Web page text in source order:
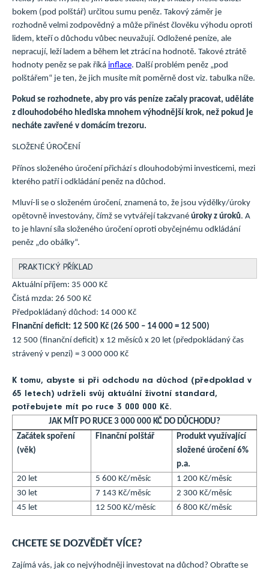
bokem (pod polštář) určitou sumu peněz. Takový záměr je
rozhodně velmi zodpovědný a může přinést člověku výhodu oproti
lidem, kteří o důchodu vůbec neuvažují. Odložené peníze, ale
nepracují, leží ladem a během let ztrácí na hodnotě. Takové ztrátě
hodnoty peněz se pak říká inflace. Další problém peněz „pod
polštářem“ je ten, že jich musíte mít poměrně dost viz. tabulka níže.
Pokud se rozhodnete, aby pro vás peníze začaly pracovat, uděláte
z dlouhodobého hlediska mnohem výhodnější krok, než pokud je
necháte zavřené v domácím trezoru.
SLOŽENÉ ÚROČENÍ
Přínos složeného úročení přichází s dlouhodobými investicemi, mezi
kterého patří i odkládání peněz na důchod.
Mluví-li se o složeném úročení, znamená to, že jsou výdělky/úroky
opětovně investovány, čímž se vytvářejí takzvané úroky z úroků. A
to je hlavní síla složeného úročení oproti obyčejnému odkládání
peněz „do obálky“.
PRAKTICKÝ PŘÍKLAD
Aktuální příjem: 35 000 Kč
Čistá mzda: 26 500 Kč
Předpokládaný důchod: 14 000 Kč
Finanční deficit: 12 500 Kč (26 500 – 14 000 = 12 500)
12 500 (finanční deficit) x 12 měsíců x 20 let (předpokládaný čas
strávený v penzi) = 3 000 000 Kč
K tomu, abyste si při odchodu na důchod (předpoklad v
65 letech) udrželi svůj aktuální životní standard,
potřebujete mít po ruce 3 000 000 Kč.
JAK MÍT PO RUCE 3 000 000 KČ DO DŮCHODU?
Začátek spoření
(věk)
Finanční polštář
Produkt využívající
složené úročení 6%
p.a.
20 let
5 600 Kč/měsíc
1 200 Kč/měsíc
30 let
7 143 Kč/měsíc
2 300 Kč/měsíc
45 let
12 500 Kč/měsíc 6 800 Kč/měsíc
CHCETE SE DOZVĚDĚT VÍCE?
Zajímá vás, jak co nejvýhodněji investovat na důchod? Obraťte se